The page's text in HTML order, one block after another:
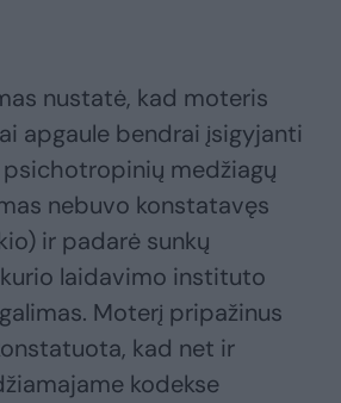
nustatė, kad moteris
apgaule bendrai įsigyjanti
medžiagų
nebuvo konstatavęs
ir padarė sunkų
laidavimo instituto
Moterį pripažinus
kad net ir
kodekse